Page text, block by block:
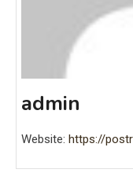
admin
Website: https://